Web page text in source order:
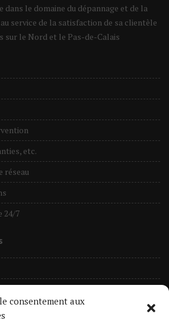
consentement aux
dans le domaine du dépannage et de la
service de la satisfaction de sa clientèle
sur le Nord et le Pas-de-Calais
etc.
réseau
24/7